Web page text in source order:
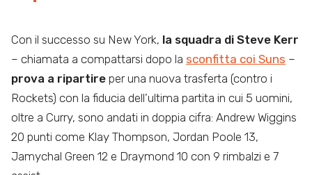
Con il successo su New York, la squadra di Steve Kerr
– chiamata a compattarsi dopo la sconfitta coi Suns –
prova a ripartire per una nuova trasferta (contro i
Rockets) con la fiducia dell’ultima partita in cui 5 uomini,
oltre a Curry, sono andati in doppia cifra: Andrew Wiggins
20 punti come Klay Thompson, Jordan Poole 13,
Jamychal Green 12 e Draymond 10 con 9 rimbalzi e 7